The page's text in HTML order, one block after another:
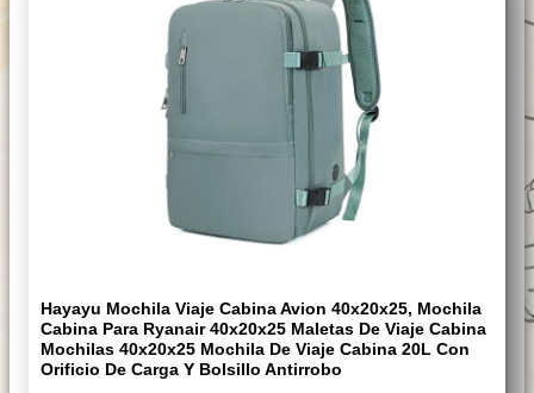
Hayayu Mochila Viaje Cabina Avion 40x20x25, Mochila
Cabina Para Ryanair 40x20x25 Maletas De Viaje Cabina
Mochilas 40x20x25 Mochila De Viaje Cabina 20L Con
Orificio De Carga Y Bolsillo Antirrobo